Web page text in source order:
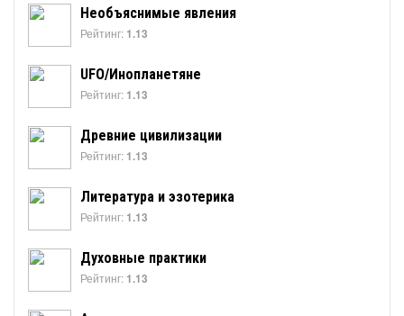
Необъяснимые явления
Рейтинг: 1.13
UFO/Инопланетяне
Рейтинг: 1.13
Древние цивилизации
Рейтинг: 1.13
Литература и эзотерика
Рейтинг: 1.13
Духовные практики
Рейтинг: 1.13